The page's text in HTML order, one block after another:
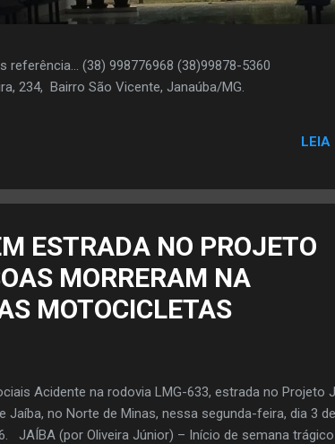
referência... (38) 998776968 (38)99878-5360
234, Bairro São Vicente, Janaúba/MG.
LEIA
ESTRADA NO PROJETO
MORRERAM NA
MOTOCICLETAS
Acidente na rodovia LMG-633, estrada no Projeto
Jaíba, no Norte de Minas, nessa segunda-feira, dia 3 de
JAÍBA (por Oliveira Júnior) – Início de semana